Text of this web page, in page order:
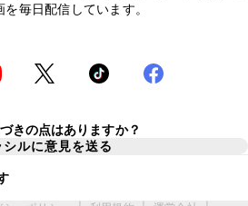
を毎日配信しています。
きの点はありますか？
シルに意見を送る